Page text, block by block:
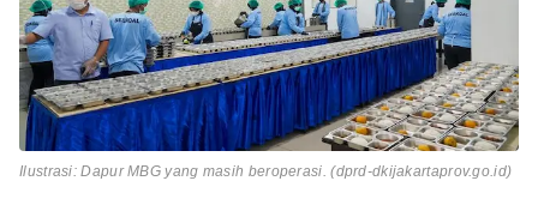
Ilustrasi: Dapur MBG yang masih beroperasi. (dprd-dkijakartaprov.go.id)